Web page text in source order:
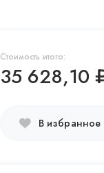
Стоимость итого:
35 628,10
В избранное